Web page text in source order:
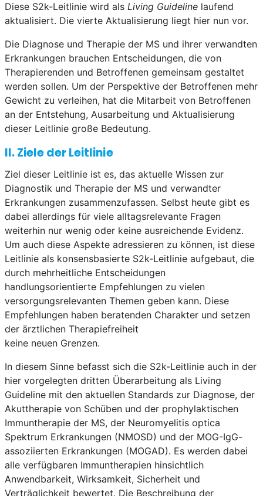
Diese S2k-Leitlinie wird als Living Guideline laufend
aktualisiert. Die vierte Aktualisierung liegt hier nun vor.
Die Diagnose und Therapie der MS und ihrer verwandten
Erkrankungen brauchen Entscheidungen, die von
Therapierenden und Betroffenen gemeinsam gestaltet
werden sollen. Um der Perspektive der Betroffenen mehr
Gewicht zu verleihen, hat die Mitarbeit von Betroffenen
an der Entstehung, Ausarbeitung und Aktualisierung
dieser Leitlinie große Bedeutung.
II. Ziele der Leitlinie
Ziel dieser Leitlinie ist es, das aktuelle Wissen zur
Diagnostik und Therapie der MS und verwandter
Erkrankungen zusammenzufassen. Selbst heute gibt es
dabei allerdings für viele alltagsrelevante Fragen
weiterhin nur wenig oder keine ausreichende Evidenz.
Um auch diese Aspekte adressieren zu können, ist diese
Leitlinie als konsensbasierte S2k-Leitlinie aufgebaut, die
durch mehrheitliche Entscheidungen
handlungsorientierte Empfehlungen zu vielen
versorgungsrelevanten Themen geben kann. Diese
Empfehlungen haben beratenden Charakter und setzen
der ärztlichen Therapiefreiheit
keine neuen Grenzen.
In diesem Sinne befasst sich die S2k-Leitlinie auch in der
hier vorgelegten dritten Überarbeitung als Living
Guideline mit den aktuellen Standards zur Diagnose, der
Akuttherapie von Schüben und der prophylaktischen
Immuntherapie der MS, der Neuromyelitis optica
Spektrum Erkrankungen (NMOSD) und der MOG-IgG-
assoziierten Erkrankungen (MOGAD). Es werden dabei
alle verfügbaren Immuntherapien hinsichtlich
Anwendbarkeit, Wirksamkeit, Sicherheit und
Verträglichkeit bewertet. Die Beschreibung der